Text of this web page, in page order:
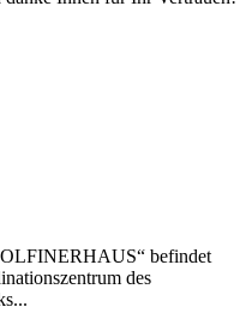
befindet
des